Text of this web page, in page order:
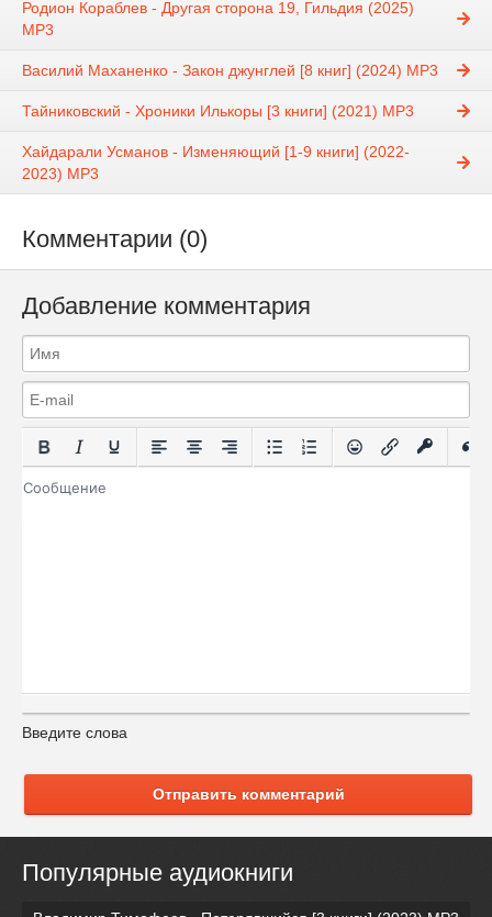
Родион Кораблев - Другая сторона 19, Гильдия (2025)
МР3
Василий Маханенко - Закон джунглей [8 книг] (2024) МР3
Тайниковский - Хроники Илькоры [3 книги] (2021) МР3
Хайдарали Усманов - Изменяющий [1-9 книги] (2022-
2023) МР3
Комментарии (0)
Добавление комментария
Введите слова
Отправить комментарий
Популярные аудиокниги